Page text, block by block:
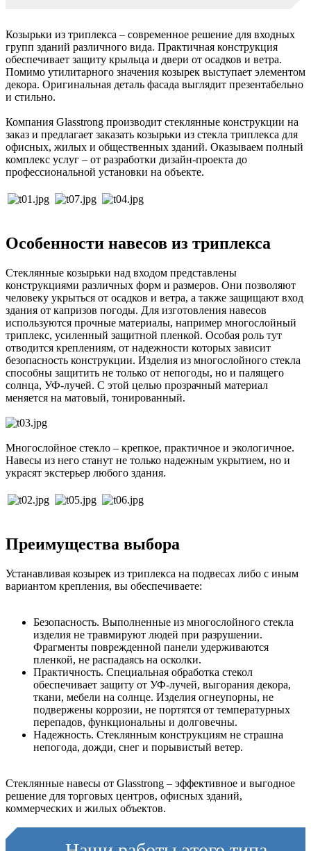
Козырьки из триплекса – современное решение для входных
групп зданий различного вида. Практичная конструкция
обеспечивает защиту крыльца и двери от осадков и ветра.
Помимо утилитарного значения козырек выступает элементом
декора. Оригинальная деталь фасада выглядит презентабельно
и стильно.
Компания Glasstrong производит стеклянные конструкции на
заказ и предлагает заказать козырьки из стекла триплекса для
офисных, жилых и общественных зданий. Оказываем полный
комплекс услуг – от разработки дизайн-проекта до
профессиональной установки на объекте.
Особенности навесов из триплекса
Стеклянные козырьки над входом представлены
конструкциями различных форм и размеров. Они позволяют
человеку укрыться от осадков и ветра, а также защищают вход
здания от капризов погоды. Для изготовления навесов
используются прочные материалы, например многослойный
триплекс, усиленный защитной пленкой. Особая роль тут
отводится креплениям, от надежности которых зависит
безопасность конструкции. Изделия из многослойного стекла
способны защитить не только от непогоды, но и палящего
солнца, УФ-лучей. С этой целью прозрачный материал
меняется на матовый, тонированный.
Многослойное стекло – крепкое, практичное и экологичное.
Навесы из него станут не только надежным укрытием, но и
украсят экстерьер любого здания.
Преимущества выбора
Устанавливая козырек из триплекса на подвесах либо с иным
вариантом крепления, вы обеспечиваете:
Безопасность. Выполненные из многослойного стекла
изделия не травмируют людей при разрушении.
Фрагменты поврежденной панели удерживаются
пленкой, не распадаясь на осколки.
Практичность. Специальная обработка стекол
обеспечивает защиту от УФ-лучей, выгорания декора,
ткани, мебели на солнце. Изделия огнеупорны, не
подвержены коррозии, не портятся от температурных
перепадов, функциональны и долговечны.
Надежность. Стеклянным конструкциям не страшна
непогода, дожди, снег и порывистый ветер.
Стеклянные навесы от Glasstrong – эффективное и выгодное
решение для торговых центров, офисных зданий,
коммерческих и жилых объектов.